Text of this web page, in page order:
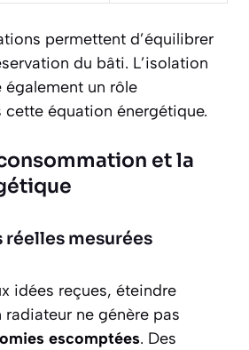
permettent d’équilibrer
du bâti. L’isolation
un rôle
équation énergétique.
et la
réelles mesurées
idées reçues, éteindre
ne génère pas
escomptées. Des